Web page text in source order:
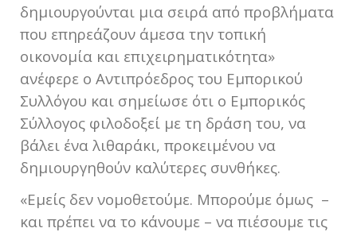
δημιουργούνται μια σειρά από προβλήματα
που επηρεάζουν άμεσα την τοπική
οικονομία και επιχειρηματικότητα»
ανέφερε ο Αντιπρόεδρος του Εμπορικού
Συλλόγου και σημείωσε ότι ο Εμπορικός
Σύλλογος φιλοδοξεί με τη δράση του, να
βάλει ένα λιθαράκι, προκειμένου να
δημιουργηθούν καλύτερες συνθήκες.
«Εμείς δεν νομοθετούμε. Μπορούμε όμως –
και πρέπει να το κάνουμε – να πιέσουμε τις